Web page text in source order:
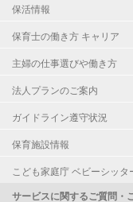
保活情報
保育士の働き方 キャリア
主婦の仕事選びや働き方
法人プランのご案内
ガイドライン遵守状況
保育施設情報
こども家庭庁 ベビーシッ
サービスに関するご質問・